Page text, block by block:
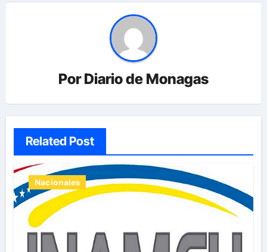
PorDiario de Monagas
Related Post
Nacionales